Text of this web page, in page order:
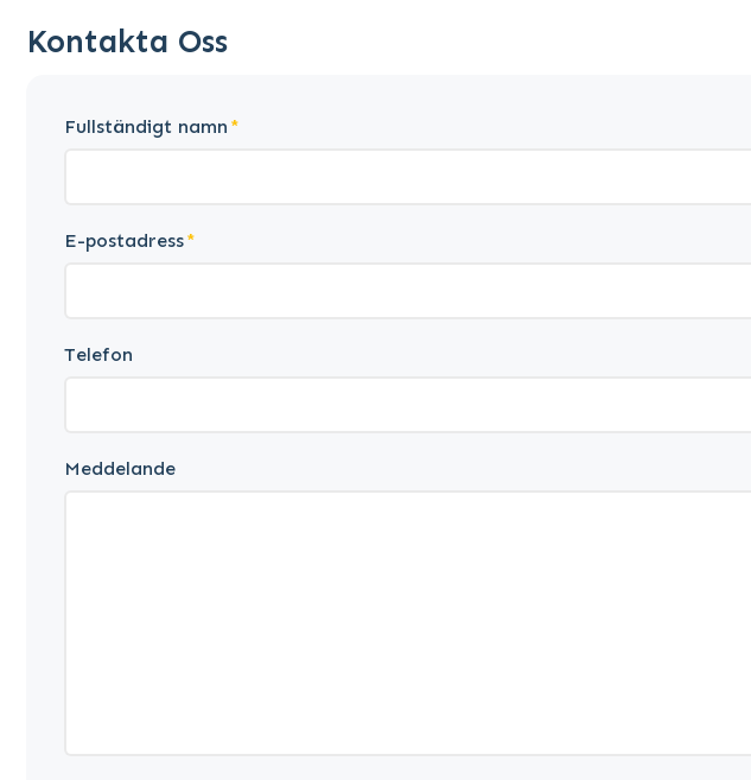
Kontakta Oss
Fullständigt namn
E-postadress
Telefon
Meddelande